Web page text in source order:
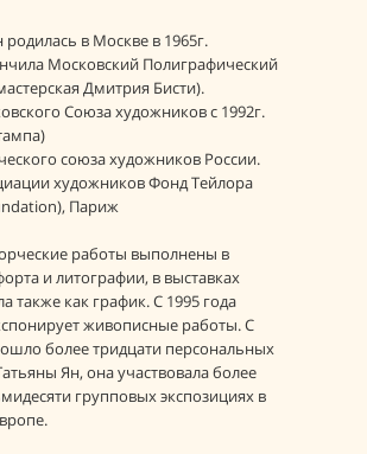
родилась в Москве в 1965г.
Московский Полиграфический
Дмитрия Бисти).
Союза художников с 1992г.
союза художников России.
художников Фонд Тейлора
Париж
работы выполнены в
и литографии, в выставках
также как график. С 1995 года
живописные работы. С
более тридцати персональных
Ян, она участвовала более
групповых экспозициях в